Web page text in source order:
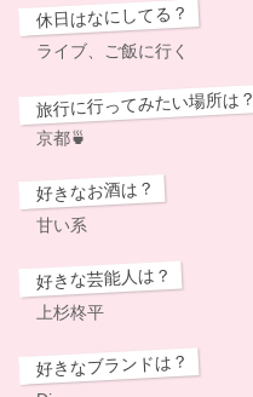
休日はなにしてる？
ライブ、ご飯に行く
旅行に行ってみたい場所は？
京都🍵
好きなお酒は？
甘い系
好きな芸能人は？
上杉柊平
好きなブランドは？